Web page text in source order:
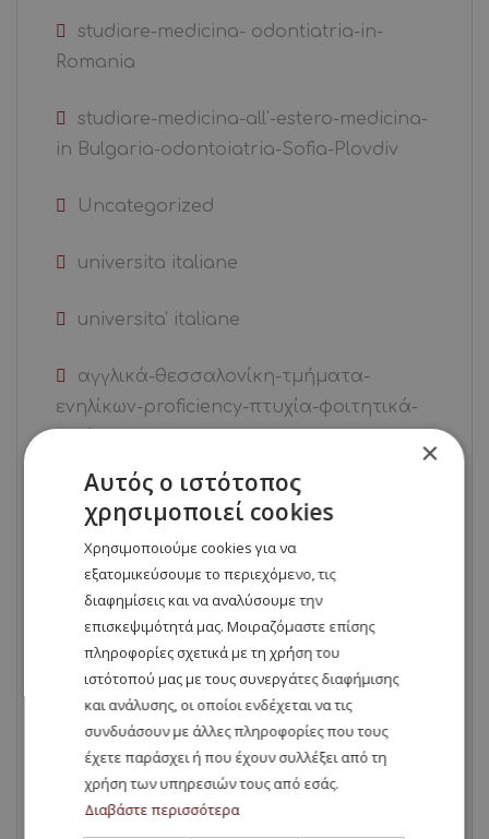
studiare-medicina- odontiatria-in-
Romania
studiare-medicina-all'-estero-medicina-
in Bulgaria-odontoiatria-Sofia-Plovdiv
Uncategorized
universita italiane
universita' italiane
αγγλικά-θεσσαλονίκη-τμήματα-
ενηλίκων-proficiency-πτυχία-φοιτητικά-
εγγραφές-πανεπιστήμια-Βουλγαρίας
Ιατρική
ιατρικη – στη – Ρουμανια
ιατρική Βουλγαρία
ιατρική Ιταλία
ιατρική-Βουλγαρία-σπουδές-στο-
εξωτερικό
×
Αυτός ο ιστότοπος
χρησιμοποιεί cookies
Χρησιμοποιούμε cookies για να
εξατομικεύσουμε το περιεχόμενο, τις
διαφημίσεις και να αναλύσουμε την
επισκεψιμότητά μας. Μοιραζόμαστε επίσης
πληροφορίες σχετικά με τη χρήση του
ιστότοπού μας με τους συνεργάτες διαφήμισης
και ανάλυσης, οι οποίοι ενδέχεται να τις
συνδυάσουν με άλλες πληροφορίες που τους
έχετε παράσχει ή που έχουν συλλέξει από τη
χρήση των υπηρεσιών τους από εσάς.
Διαβάστε περισσότερα